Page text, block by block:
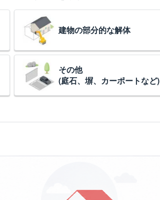
建物の部分的な解体
その他
(庭石、塀、カーポートなど)